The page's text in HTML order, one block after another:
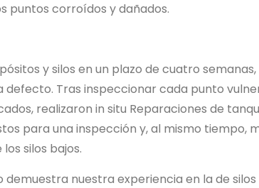
puntos corroídos y dañados.
y silos en un plazo de cuatro
defecto. Tras inspeccionar cada punto
realizaron in situ Reparaciones de
para una inspección y, al mismo tiempo,
silos bajos.
demuestra nuestra experiencia en la de